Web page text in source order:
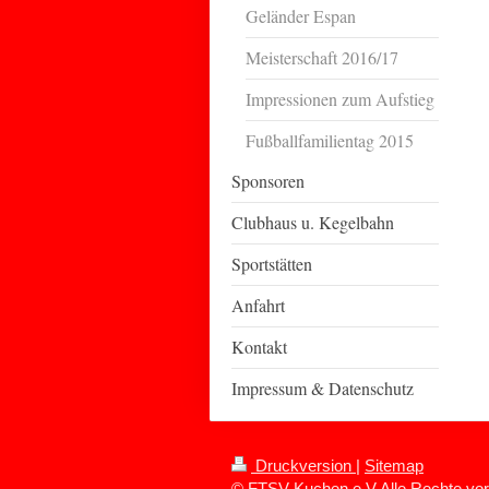
Geländer Espan
Meisterschaft 2016/17
Impressionen zum Aufstieg
Fußballfamilientag 2015
Sponsoren
Clubhaus u. Kegelbahn
Sportstätten
Anfahrt
Kontakt
Impressum & Datenschutz
Druckversion | Sitemap